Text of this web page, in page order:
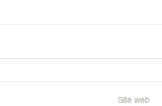
Site web